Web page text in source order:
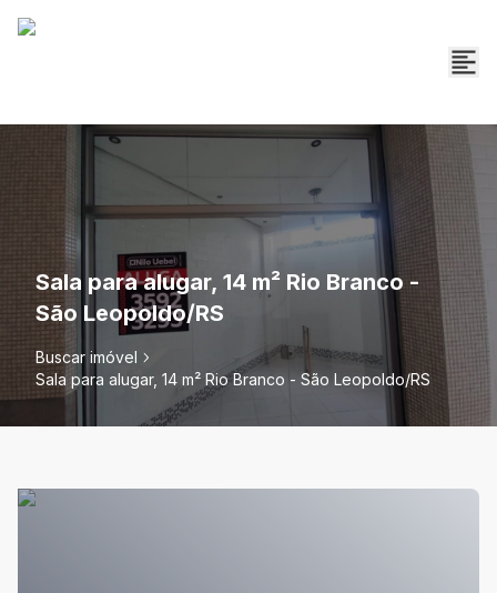
Sala para alugar, 14 m² Rio Branco -
São Leopoldo/RS
Buscar imóvel
Sala para alugar, 14 m² Rio Branco - São Leopoldo/RS